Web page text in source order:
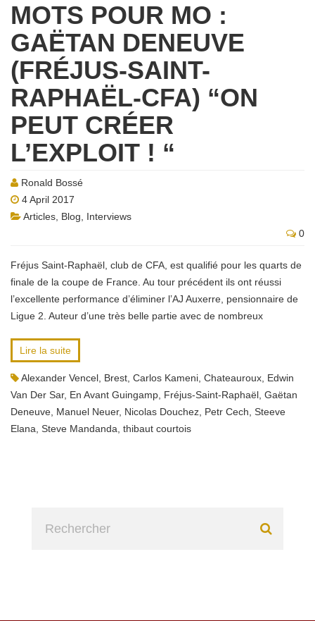
MOTS POUR MO :
GAËTAN DENEUVE
(FRÉJUS-SAINT-
RAPHAËL-CFA) “ON
PEUT CRÉER
L’EXPLOIT ! “
Ronald Bossé
4 April 2017
Articles Blog
Interviews
0
Fréjus Saint-Raphaël, club de CFA, est qualifié pour les quarts de
finale de la coupe de France. Au tour précédent ils ont réussi
l’excellente performance d’éliminer l’AJ Auxerre, pensionnaire de
Ligue 2. Auteur d’une très belle partie avec de nombreux
Lire la suite
Alexander Vencel Brest Carlos Kameni Chateauroux Edwin
Van Der Sar, En Avant Guingamp Fréjus-Saint-Raphaël Gaëtan
Deneuve Manuel Neuer, Nicolas Douchez Petr Cech Steeve
Elana Steve Mandanda thibaut courtois